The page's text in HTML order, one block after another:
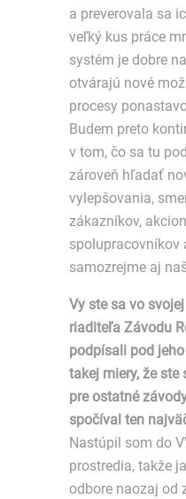
a preverovala sa
veľký kus práce
systém je dobre
otvárajú nové
procesy
Budem preto
v tom, čo sa tu
zároveň hľadať
vylepšovania,
zákazníkov,
spolupracovníkov
samozrejme aj
Vy ste sa vo
riaditeľa Závodu
podpísali pod
takej miery, že
pre ostatné
spočíval ten
Nastúpil som do
prostredia, takže
odbore naozaj od